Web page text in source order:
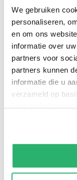
We gebruiken
personaliseren,
en om ons
informatie over
partners voor
partners kunnen
informatie die u
verzameld op
kunt op ieder
We werken
kunnen